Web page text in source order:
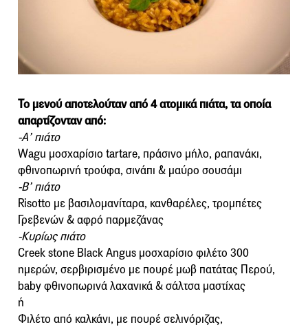
Το μενού αποτελούταν από 4 ατομικά πιάτα, τα οποία
απαρτίζονταν από:
-Α’ πιάτο
Wagu μοσχαρίσιο tartare, πράσινο μήλο, ραπανάκι,
φθινοπωρινή τρούφα, σινάπι & μαύρο σουσάμι
-B’ πιάτο
Risotto με βασιλομανίταρα, κανθαρέλες, τρομπέτες
Γρεβενών & αφρό παρμεζάνας
-Κυρίως πιάτο
Creek stone Black Angus μοσχαρίσιο φιλέτο 300
ημερών, σερβιρισμένο με πουρέ μωβ πατάτας Περού,
baby φθινοπωρινά λαχανικά & σάλτσα μαστίχας
ή
Φιλέτο από καλκάνι, με πουρέ σελινόριζας,